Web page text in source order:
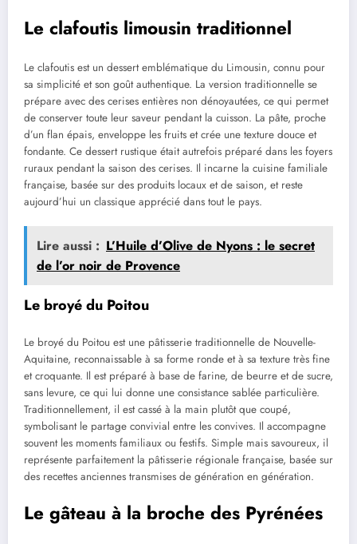
Le clafoutis limousin traditionnel
Le clafoutis est un dessert emblématique du Limousin, connu pour
sa simplicité et son goût authentique. La version traditionnelle se
prépare avec des cerises entières non dénoyautées, ce qui permet
de conserver toute leur saveur pendant la cuisson. La pâte, proche
d’un flan épais, enveloppe les fruits et crée une texture douce et
fondante. Ce dessert rustique était autrefois préparé dans les foyers
ruraux pendant la saison des cerises. Il incarne la cuisine familiale
française, basée sur des produits locaux et de saison, et reste
aujourd’hui un classique apprécié dans tout le pays.
Lire aussi : L’Huile d’Olive de Nyons : le secret
de l’or noir de Provence
Le broyé du Poitou
Le broyé du Poitou est une pâtisserie traditionnelle de Nouvelle-
Aquitaine, reconnaissable à sa forme ronde et à sa texture très fine
et croquante. Il est préparé à base de farine, de beurre et de sucre,
sans levure, ce qui lui donne une consistance sablée particulière.
Traditionnellement, il est cassé à la main plutôt que coupé,
symbolisant le partage convivial entre les convives. Il accompagne
souvent les moments familiaux ou festifs. Simple mais savoureux, il
représente parfaitement la pâtisserie régionale française, basée sur
des recettes anciennes transmises de génération en génération.
Le gâteau à la broche des Pyrénées